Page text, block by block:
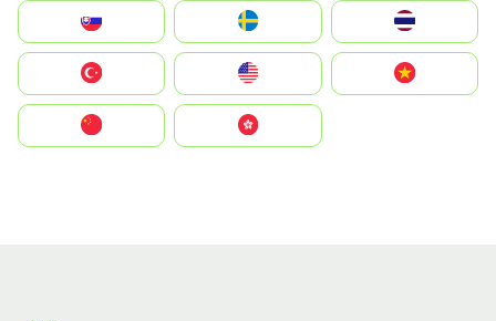
United States
中國香港特別行政區